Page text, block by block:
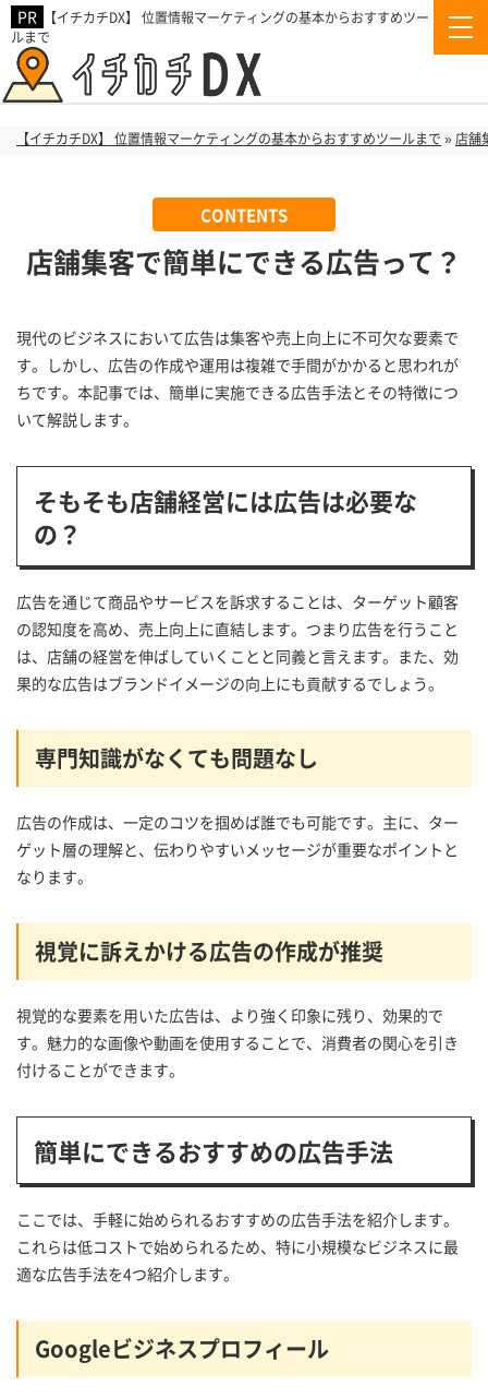
【イチカチDX】 位置情報マーケティングの基本からおすすめツー
ルまで
【イチカチDX】 位置情報マーケティングの基本からおすすめツールまで » 店舗
店舗集客で簡単にできる広告って？
現代のビジネスにおいて広告は集客や売上向上に不可欠な要素で
す。しかし、広告の作成や運用は複雑で手間がかかると思われが
ちです。本記事では、簡単に実施できる広告手法とその特徴につ
いて解説します。
そもそも店舗経営には広告は必要な
の？
広告を通じて商品やサービスを訴求することは、ターゲット顧客
の認知度を高め、売上向上に直結します。つまり広告を行うこと
は、店舗の経営を伸ばしていくことと同義と言えます。また、効
果的な広告はブランドイメージの向上にも貢献するでしょう。
専門知識がなくても問題なし
広告の作成は、一定のコツを掴めば誰でも可能です。主に、ター
ゲット層の理解と、伝わりやすいメッセージが重要なポイントと
なります。
視覚に訴えかける広告の作成が推奨
視覚的な要素を用いた広告は、より強く印象に残り、効果的で
す。魅力的な画像や動画を使用することで、消費者の関心を引き
付けることができます。
簡単にできるおすすめの広告手法
ここでは、手軽に始められるおすすめの広告手法を紹介します。
これらは低コストで始められるため、特に小規模なビジネスに最
適な広告手法を4つ紹介します。
Googleビジネスプロフィール